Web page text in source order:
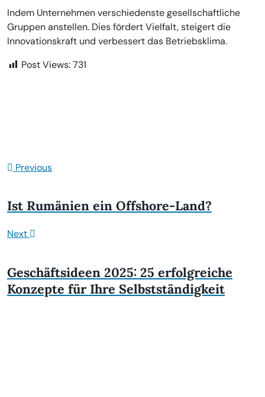
Indem Unternehmen verschiedenste gesellschaftliche
Gruppen anstellen. Dies fördert Vielfalt, steigert die
Innovationskraft und verbessert das Betriebsklima.
Post Views:731
Previous
Ist Rumänien ein Offshore-Land?
Next
Geschäftsideen 2025: 25 erfolgreiche
Konzepte für Ihre Selbstständigkeit